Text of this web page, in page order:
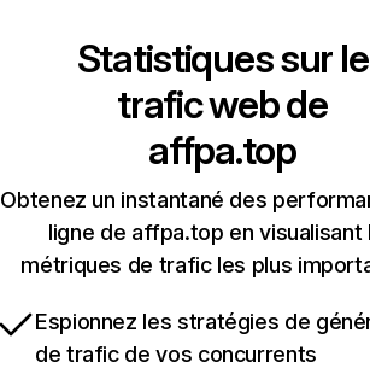
Statistiques sur le
trafic web de
affpa.top
Obtenez un instantané des
ligne de affpa.top en visualisant
métriques de trafic les plus
Espionnez les stratégies de
de trafic de vos concurrents